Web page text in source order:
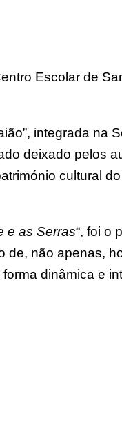
Escolar de
integrada na
deixado pelos
cultural
e as Serras“, foi o
de, não apenas,
dinâmica e